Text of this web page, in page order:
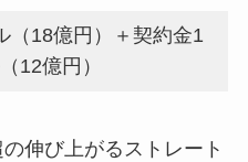
（18億円）＋契約金1
12億円）
伸び上がるストレート